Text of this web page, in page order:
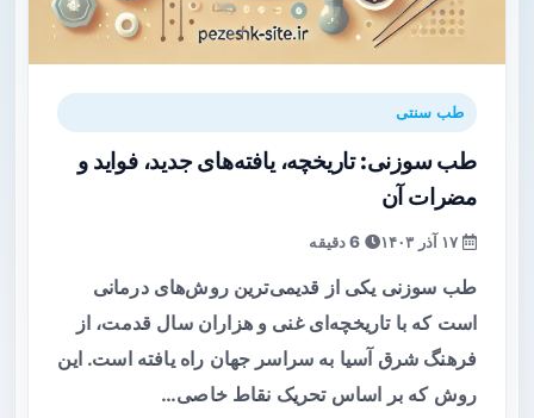
طب سنتی
طب سوزنی: تاریخچه، یافته‌های جدید، فواید و
مضرات آن
طب سوزنی یکی از قدیمی‌ترین روش‌های درمانی
است که با تاریخچه‌ای غنی و هزاران سال قدمت، از
فرهنگ شرق آسیا به سراسر جهان راه یافته است. این
روش که بر اساس تحریک نقاط خاصی…